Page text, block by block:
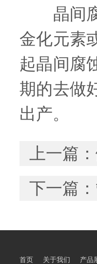
晶间腐
金化元素
起晶间腐
期的去做
出产。
上一篇：
下一篇：
首页 关于我们 产品